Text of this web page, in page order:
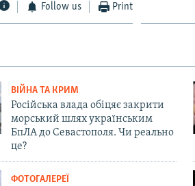
Follow us Print
ВІЙНА ТА КРИМ
Російська влада обіцяє закрити
морський шлях українським
БпЛА до Севастополя. Чи реально
це?
ФОТОГАЛЕРЕЇ